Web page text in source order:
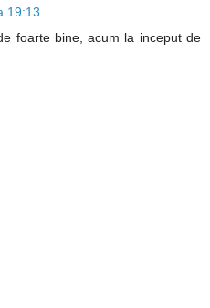
19:13
foarte bine, acum la inceput de